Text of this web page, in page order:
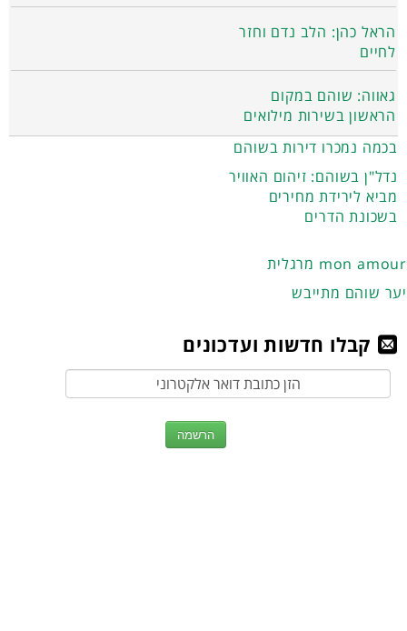
הראל כהן: הלב נדם וחזר
לחיים
גאווה: שוהם במקום
הראשון בשירות מילואים
בכמה נמכרו דירות בשוהם
נדל"ן בשוהם: זיהום האוויר
מביא לירידת מחירים
בשכונת הדרים
מרגלית mon amour
יער שוהם מתייבש
קבלו חדשות ועדכונים